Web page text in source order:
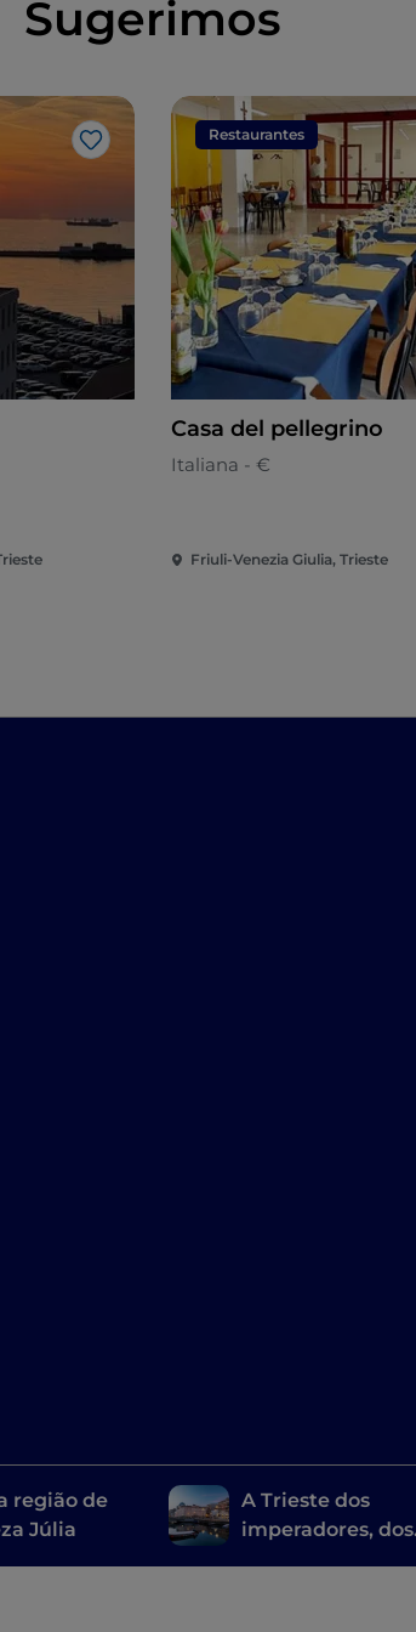
Sugerimos
Gosto
Restaurantes
Casa del pellegrino
Italiana - €
Friuli-Venezia Giulia, Trieste
região de
Júlia
A Trieste dos
imperadores, dos